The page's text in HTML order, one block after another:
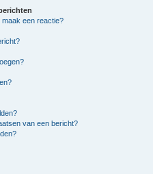
maak een reactie?
van een bericht?